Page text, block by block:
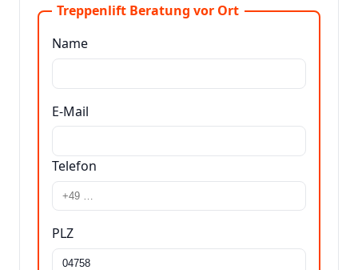
Treppenlift Beratung vor Ort
Name
E-Mail
Telefon
PLZ